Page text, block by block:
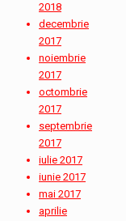
2018
decembrie
2017
noiembrie
2017
octombrie
2017
septembrie
2017
iulie 2017
iunie 2017
mai 2017
aprilie